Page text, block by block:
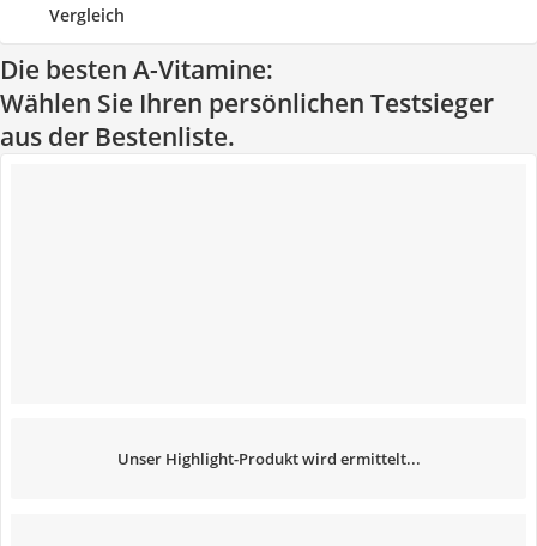
Vergleich
Die besten A-Vitamine:
Wählen Sie Ihren persönlichen Testsieger
aus der Bestenliste.
Unser Highlight-Produkt wird ermittelt...